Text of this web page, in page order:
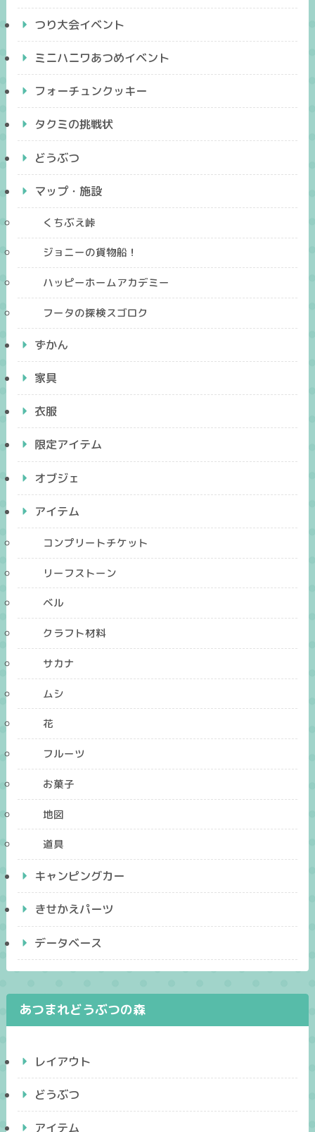
つり大会イベント
ミニハニワあつめイベント
フォーチュンクッキー
タクミの挑戦状
どうぶつ
マップ・施設
くちぶえ峠
ジョニーの貨物船！
ハッピーホームアカデミー
フータの探検スゴロク
ずかん
家具
衣服
限定アイテム
オブジェ
アイテム
コンプリートチケット
リーフストーン
ベル
クラフト材料
サカナ
ムシ
花
フルーツ
お菓子
地図
道具
キャンピングカー
きせかえパーツ
データベース
あつまれどうぶつの森
レイアウト
どうぶつ
アイテム